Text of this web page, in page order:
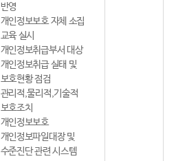
반영
개인정보보호 자체 소집
교육 실시
개인정보취급부서 대상
개인정보취급 실태 및
보호현황 점검
관리적,물리적,기술적
보호조치
개인정보보호
개인정보파일대장 및
수준진단 관련 시스템